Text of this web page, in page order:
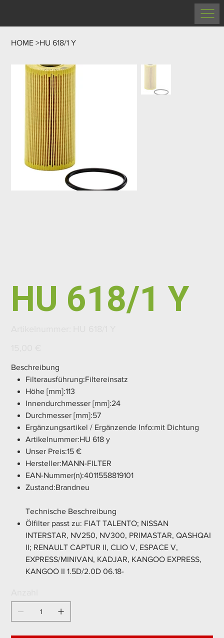
HOME >HU 618/1 Y
HU 618/1 Y
Beschreibung
Filterausführung:Filtereinsatz
Höhe [mm]:113
Innendurchmesser [mm]:24
Durchmesser [mm]:57
Ergänzungsartikel / Ergänzende Info:mit Dichtung
Artikelnummer:HU 618 y
Unser Preis:15 €
Hersteller:MANN-FILTER
EAN-Nummer(n):4011558819101
Zustand:Brandneu
Technische Beschreibung
Ölfilter passt zu: FIAT TALENTO; NISSAN
INTERSTAR, NV250, NV300, PRIMASTAR, QASHQAI
II; RENAULT CAPTUR II, CLIO V, ESPACE V,
EXPRESS/MINIVAN, KADJAR, KANGOO EXPRESS,
KANGOO II 1.5D/2.0D 06.18-